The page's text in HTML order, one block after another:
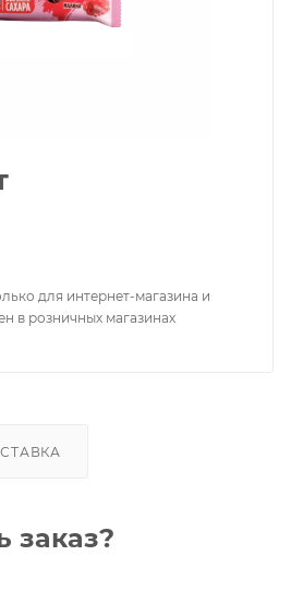
для интернет-магазина и
в розничных магазинах
заказ?